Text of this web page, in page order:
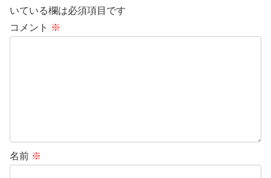
いている欄は必須項目です
コメント ※
名前 ※